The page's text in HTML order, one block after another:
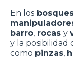
En los
barro, rocas y
y la posibilidad
como pinzas,